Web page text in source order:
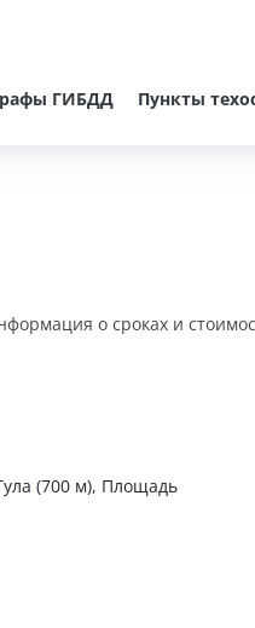
ГИБДД Пункты
о сроках и
(700 м), Площадь